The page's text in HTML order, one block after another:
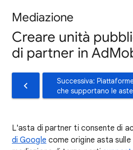
Mediazione
Creare unità
di partner in
Successiva:
che supportano le
L'asta di partner ti consente di
di Google come origine asta